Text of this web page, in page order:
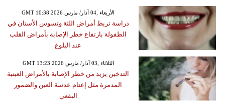
GMT 10:38 2026 الأربعاء ,04 آذار/ مارس
دراسة تربط أمراض اللثة وتسوس الأسنان في
الطفولة بارتفاع خطر الإصابة بأمراض القلب
عند البلوغ
GMT 13:23 2026 الثلاثاء ,03 آذار/ مارس
التدخين يزيد من خطر الإصابة بالأمراض العينية
المدمرة مثل إعتام عدسة العين والضمور
البقعي